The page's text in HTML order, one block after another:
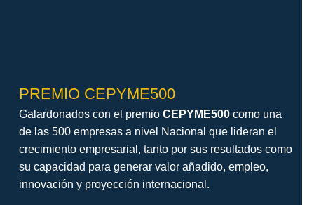
PREMIO CEPYME500
Galardonados con el premio CEPYME500 como una
de las 500 empresas a nivel Nacional que lideran el
crecimiento empresarial, tanto por sus resultados como
su capacidad para generar valor añadido, empleo,
innovación y proyección internacional.